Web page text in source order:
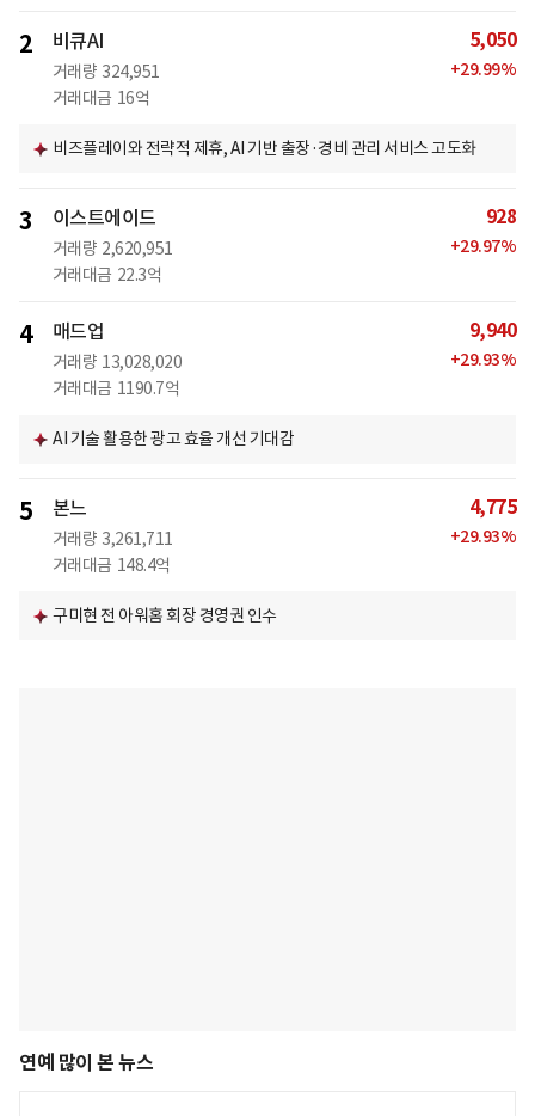
2 비큐AI
거래량 324,951
거래대금 16억
5,050
+29.99%
비즈플레이와 전략적 제휴, AI 기반 출장·경비 관리 서비스 고도화
3 이스트에이드
거래량 2,620,951
거래대금 22.3억
928
+29.97%
4 매드업
거래량 13,028,020
거래대금 1190.7억
9,940
+29.93%
AI 기술 활용한 광고 효율 개선 기대감
5 본느
거래량 3,261,711
거래대금 148.4억
4,775
+29.93%
구미현 전 아워홈 회장 경영권 인수
연예 많이 본 뉴스